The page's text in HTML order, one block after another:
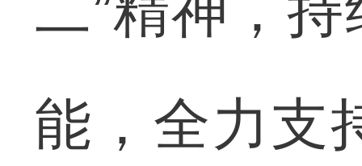
能，全力支